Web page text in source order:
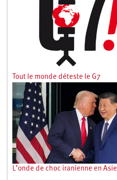
Tout le monde déteste le G7
L’onde de choc iranienne en Asie